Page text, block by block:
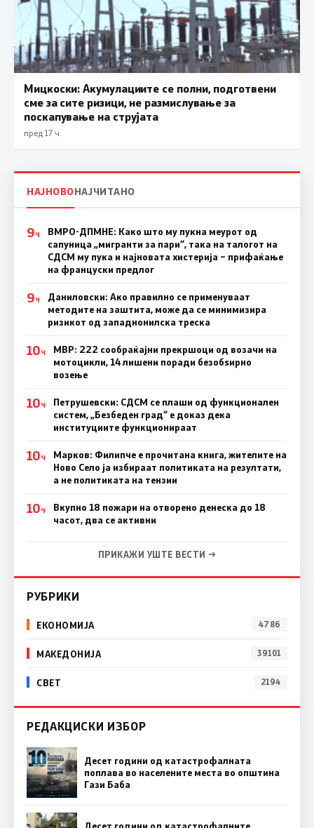
Мицкоски: Акумулациите се полни, подготвени
сме за сите ризици, не размислување за
поскапување на струјата
пред 17 ч.
НАЈНОВОНАЈЧИТАНО
9Ч
ВМРО-ДПМНЕ: Како што му пукна меурот од
сапуница „мигранти за пари“, така на талогот на
СДСМ му пука и најновата хистерија – прифаќање
на француски предлог
9Ч
Даниловски: Ако правилно се применуваат
методите на заштита, може да се минимизира
ризикот од западнонилска треска
10Ч
МВР: 222 сообраќајни прекршоци од возачи на
мотоцикли, 14 лишени поради безобѕирно
возење
10Ч
Петрушевски: СДСМ се плаши од функционален
систем, „Безбеден град“ е доказ дека
институциите функционираат
10Ч
Марков: Филипче е прочитана книга, жителите на
Ново Село ја избираат политиката на резултати,
а не политиката на тензии
10Ч
Вкупно 18 пожари на отворено денеска до 18
часот, два се активни
ПРИКАЖИ УШТЕ ВЕСТИ →
РУБРИКИ
ЕКОНОМИЈА 4786
МАКЕДОНИЈА 39101
СВЕТ 2194
РЕДАКЦИСКИ ИЗБОР
Десет години од катастрофалната
поплава во населените места во општина
Гази Баба